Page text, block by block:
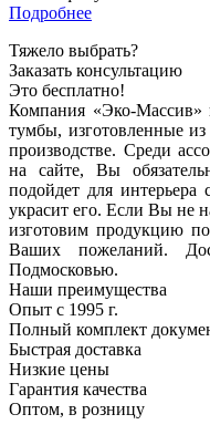
Подробнее
Тяжело выбрать?
Заказать консультацию
Это бесплатно!
Компания «Эко-Массив»
тумбы, изготовленные
производстве. Среди
на сайте, Вы
подойдет для
украсит его. Если Вы не
изготовим продукцию
Ваших пожеланий.
Подмосковью.
Наши преимущества
Опыт с 1995 г.
Полный комплект
Быстрая доставка
Низкие цены
Гарантия качества
Оптом, в розницу